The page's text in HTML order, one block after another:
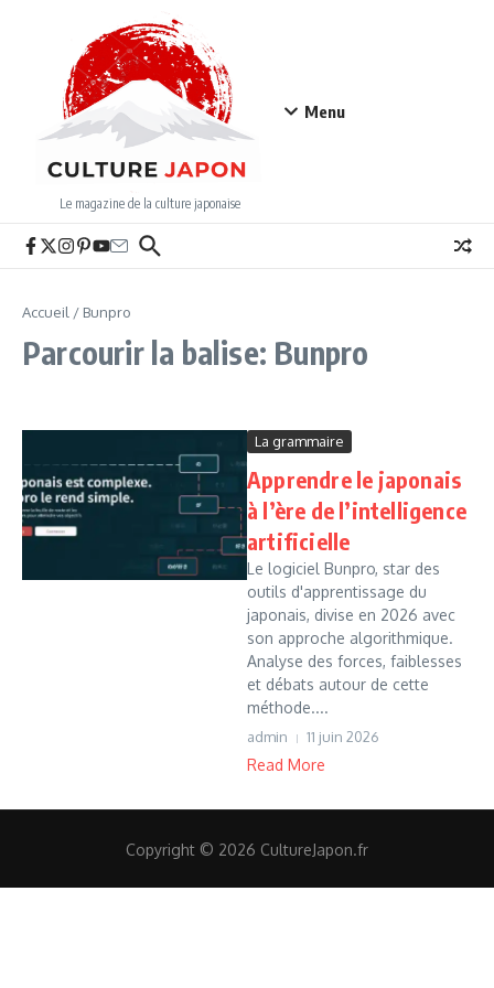
Le magazine de la culture japonaise
Menu
Accueil / Bunpro
Parcourir la balise: Bunpro
La grammaire
Apprendre le japonais
à l’ère de l’intelligence
artificielle
Le logiciel Bunpro, star des
outils d'apprentissage du
japonais, divise en 2026 avec
son approche algorithmique.
Analyse des forces, faiblesses
et débats autour de cette
méthode....
admin 11 juin 2026
Read More